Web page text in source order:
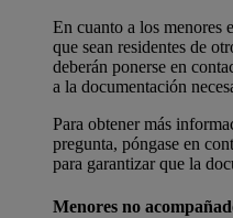
En cuanto a los menores
que sean residentes de
deberán ponerse en
a la documentación
Para obtener más
pregunta, póngase en
para garantizar que la
Menores no